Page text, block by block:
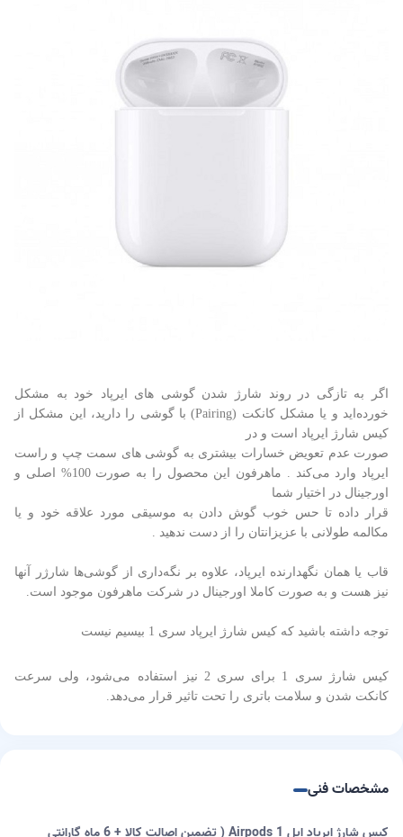
اگر به تازگی در روند شارژ شدن گوشی های ایرپاد خود به مشکل
خورده‌اید و یا مشکل کانکت (Pairing) با گوشی را دارید، این مشکل از
کیس شارژ ایرپاد است و در
صورت عدم تعویض خسارات بیشتری به گوشی های سمت چپ و راست
ایرپاد وارد می‌کند . ماهرفون این محصول را به صورت 100% اصلی و
اورجینال در اختیار شما
قرار داده تا حس خوب گوش دادن به موسیقی مورد علاقه خود و یا
مکالمه طولانی با عزیزانتان را از دست ندهید .
قاب یا همان نگهدارنده ایرپاد، علاوه بر نگه‌داری از گوشی‌ها شارژر آنها
نیز هست و به صورت کاملا اورجینال در شرکت ماهرفون موجود است.
توجه داشته باشید که کیس شارژ ایرپاد سری 1 بیسیم نیست
کیس شارژ سری 1 برای سری 2 نیز استفاده می‌شود، ولی سرعت
کانکت شدن و سلامت باتری را تحت تاثیر قرار می‌دهد.
مشخصات فنی